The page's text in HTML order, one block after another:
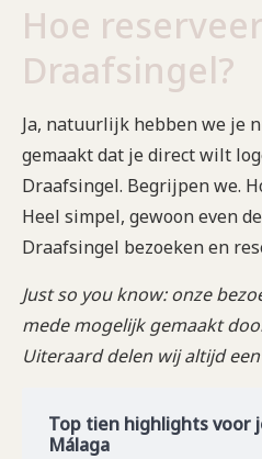
Hoe
Draafsingel?
Ja, natuurlijk hebben we je
gemaakt dat je direct wilt
Draafsingel. Begrijpen we.
Heel simpel, gewoon even de
Draafsingel bezoeken en
Just so you know: onze
mede mogelijk gemaakt
Uiteraard delen wij altijd
Top tien highlights voor
Málaga